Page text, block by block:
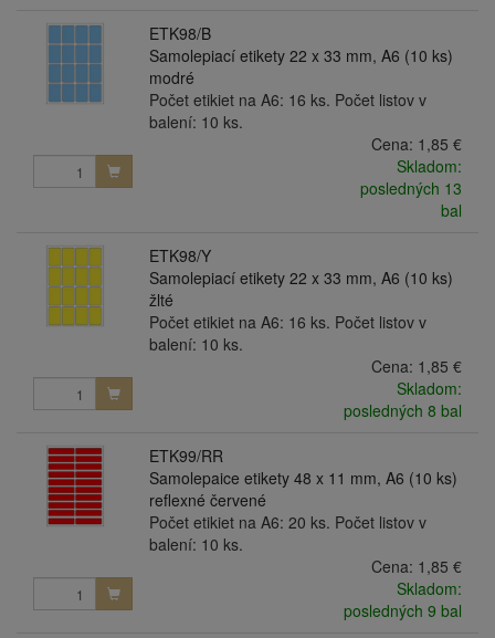
ETK98/B
Samolepiací etikety 22 x 33 mm, A6 (10 ks)
modré
Počet etikiet na A6: 16 ks. Počet listov v
balení: 10 ks.
Cena: 1,85 €
Skladom:
posledných 13
bal
ETK98/Y
Samolepiací etikety 22 x 33 mm, A6 (10 ks)
žlté
Počet etikiet na A6: 16 ks. Počet listov v
balení: 10 ks.
Cena: 1,85 €
Skladom:
posledných 8 bal
ETK99/RR
Samolepaice etikety 48 x 11 mm, A6 (10 ks)
reflexné červené
Počet etikiet na A6: 20 ks. Počet listov v
balení: 10 ks.
Cena: 1,85 €
Skladom:
posledných 9 bal